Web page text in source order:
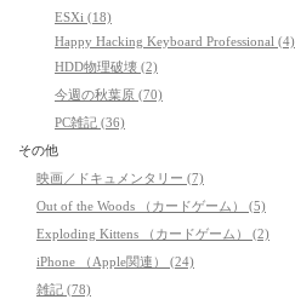
ESXi (18)
Happy Hacking Keyboard Professional (4)
HDD物理破壊 (2)
今週の秋葉原 (70)
PC雑記 (36)
その他
映画／ドキュメンタリー (7)
Out of the Woods （カードゲーム） (5)
Exploding Kittens （カードゲーム） (2)
iPhone （Apple関連） (24)
雑記 (78)